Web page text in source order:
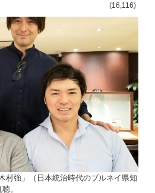
(16,116)
村強」（日本統治時代のブルネイ県知
。